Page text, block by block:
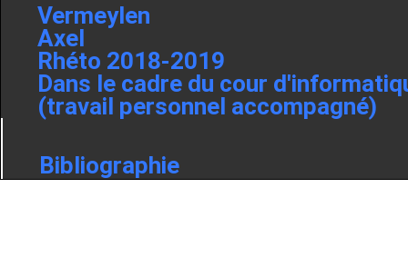
Vermeylen
Axel
Rhéto 2018-2019
Dans le cadre du cour
(travail personnel accompagné)
Bibliographie